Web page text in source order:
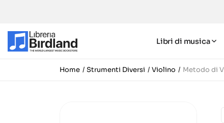
Libri di musica
Home Strumenti Diversi Violino Metodo di